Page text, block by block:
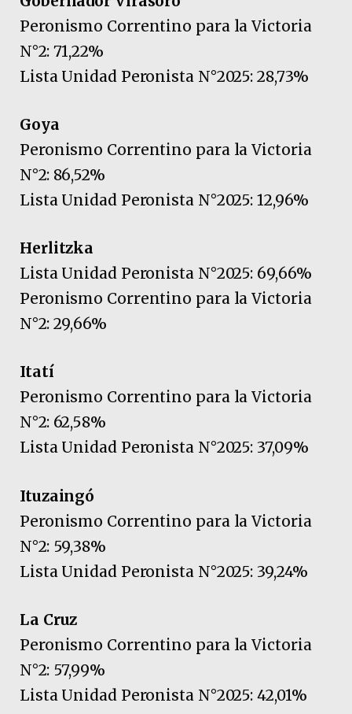
Peronismo Correntino para la Victoria
N°2: 71,22%
Lista Unidad Peronista N°2025: 28,73%
Goya
Peronismo Correntino para la Victoria
N°2: 86,52%
Lista Unidad Peronista N°2025: 12,96%
Herlitzka
Lista Unidad Peronista N°2025: 69,66%
Peronismo Correntino para la Victoria
N°2: 29,66%
Itatí
Peronismo Correntino para la Victoria
N°2: 62,58%
Lista Unidad Peronista N°2025: 37,09%
Ituzaingó
Peronismo Correntino para la Victoria
N°2: 59,38%
Lista Unidad Peronista N°2025: 39,24%
La Cruz
Peronismo Correntino para la Victoria
N°2: 57,99%
Lista Unidad Peronista N°2025: 42,01%